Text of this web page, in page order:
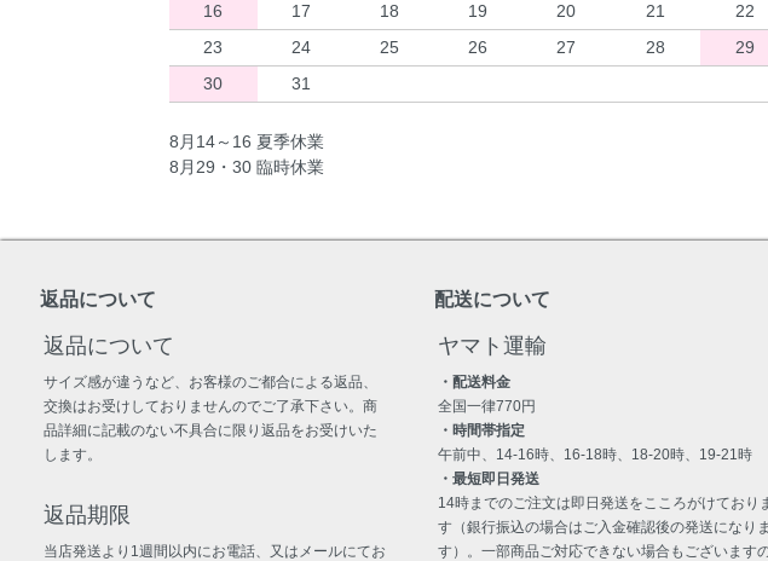
16
17 18 19 20 21
22
23
24 25 26 27 28
29
30
31
8月14～16 夏季休業
8月29・30 臨時休業
返品について
返品について
サイズ感が違うなど、お客様のご都合による返品、
交換はお受けしておりませんのでご了承下さい。商
品詳細に記載のない不具合に限り返品をお受けいた
します。
返品期限
当店発送より1週間以内にお電話、又はメールにてお
配送について
ヤマト運輸
・配送料金
全国一律770円
・時間帯指定
午前中、14-16時、16-18時、18-20時、19-21時
・最短即日発送
14時までのご注文は即日発送をこころがけており
す（銀行振込の場合はご入金確認後の発送になりま
す）。一部商品ご対応できない場合もございます